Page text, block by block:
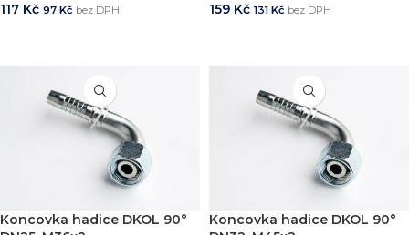
117 Kč 97 Kč bez DPH 159 Kč 131 Kč bez DPH
Koncovka hadice DKOL 90°
Koncovka hadice DKOL 90°